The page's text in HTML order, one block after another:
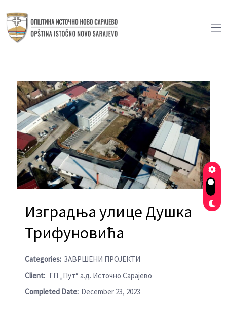
Изградња улице Душка
Трифуновића
Categories: ЗАВРШЕНИ ПРОЈЕКТИ
Client: ГП „Пут“ а.д. Источно Сарајево
Completed Date: December 23, 2023